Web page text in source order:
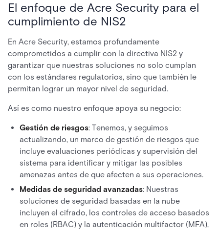
El enfoque de Acre Security para el
cumplimiento de NIS2
En Acre Security, estamos profundamente
comprometidos a cumplir con la directiva NIS2 y
garantizar que nuestras soluciones no solo cumplan
con los estándares regulatorios, sino que también le
permitan lograr un mayor nivel de seguridad.
Así es como nuestro enfoque apoya su negocio:
Gestión de riesgos: Tenemos, y seguimos
actualizando, un marco de gestión de riesgos que
incluye evaluaciones periódicas y supervisión del
sistema para identificar y mitigar las posibles
amenazas antes de que afecten a sus operaciones.
Medidas de seguridad avanzadas: Nuestras
soluciones de seguridad basadas en la nube
incluyen el cifrado, los controles de acceso basados
en roles (RBAC) y la autenticación multifactor (MFA),